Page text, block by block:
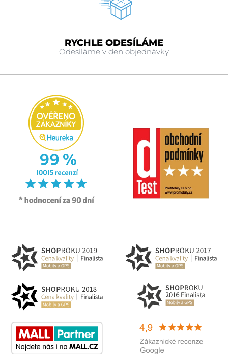
RYCHLE ODESÍLÁME
Odesíláme v den objednávky